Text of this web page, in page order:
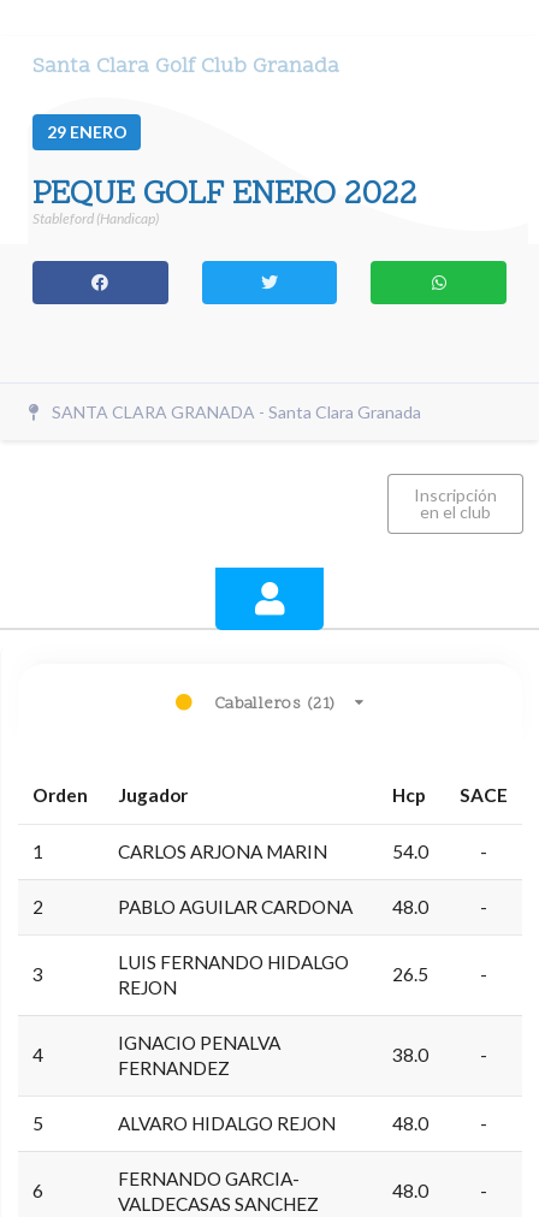
Santa Clara Golf Club Granada
29 ENERO
PEQUE GOLF ENERO 2022
Stableford (Handicap)
SANTA CLARA GRANADA - Santa Clara Granada
Inscripción
en el club
Caballeros (21)
Orden Jugador Hcp SACE
1 CARLOS ARJONA MARIN 54.0 -
2 PABLO AGUILAR CARDONA 48.0 -
3
LUIS FERNANDO HIDALGO
REJON
26.5 -
4
IGNACIO PENALVA
FERNANDEZ
38.0 -
5 ALVARO HIDALGO REJON 48.0 -
6
FERNANDO GARCIA-
VALDECASAS SANCHEZ
48.0 -